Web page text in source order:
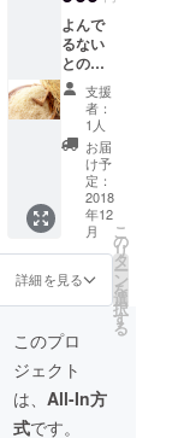
お帰り
の際
に、六
日町の
地ビー
ル「ス
トレン
ジエー
ル」２
本をお
土産と
してお
渡し致
しま
す。 実
れる方
させて
頂きま
は企業
名を掲
示した
花輪を
掲示さ
せて頂
きま
す。 会
場に来
れない
方向け
となり
ます。
よんで
るない
との参
加券を
送付い
たしま
す。 ま
た、亀
田郷産
のコシ
ヒカリ
10kgと
Agnet
に所属
する農
家が栽
培した
ル レク
チエ２
kg（5〜
6玉）×
２箱と
支援
者：
1人
お届
け予
定：
2018
年12
月
詳細を見る
こ
の
リ
タ
ー
ン
を
選
択
す
る
このプロ
ジェクト
は、 All-In方
式です。